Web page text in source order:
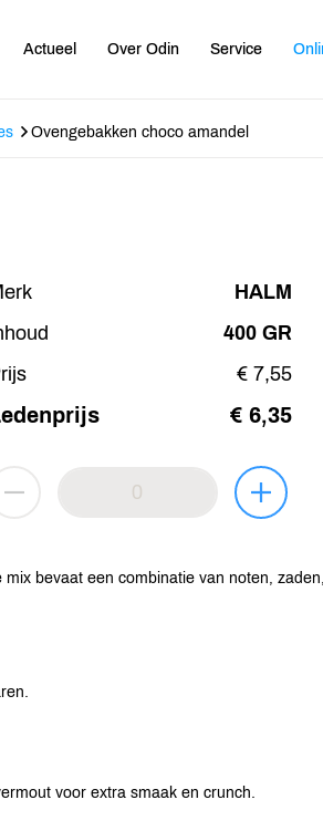
Actueel Over Odin Service
Ovengebakken choco amandel
HALM
400 GR
€ 7,55
€ 6,35
bevaat een combinatie van noten, zaden,
voor extra smaak en crunch.